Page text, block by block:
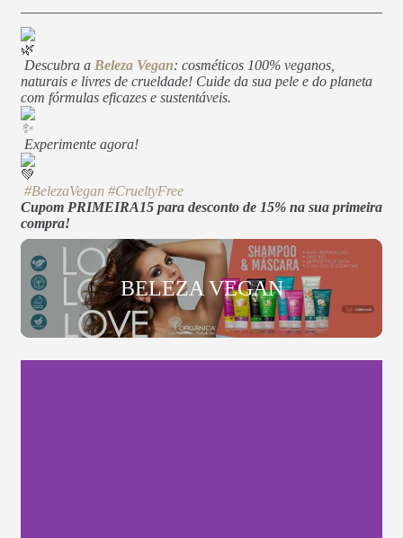
Descubra a Beleza Vegan: cosméticos 100% veganos,
naturais e livres de crueldade! Cuide da sua pele e do planeta
com fórmulas eficazes e sustentáveis.
Experimente agora!
#BelezaVegan #CrueltyFree
Cupom PRIMEIRA15 para desconto de 15% na sua primeira
compra!
BELEZA VEGAN